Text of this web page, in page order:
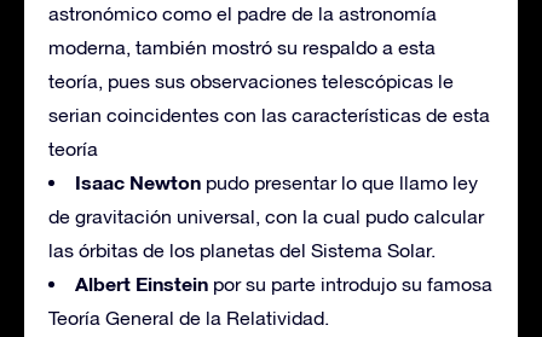
astronómico como el padre de la astronomía
moderna, también mostró su respaldo a esta
teoría, pues sus observaciones telescópicas le
serian coincidentes con las características de esta
teoría
Isaac Newton pudo presentar lo que llamo ley
de gravitación universal, con la cual pudo calcular
las órbitas de los planetas del Sistema Solar.
Albert Einstein por su parte introdujo su famosa
Teoría General de la Relatividad.